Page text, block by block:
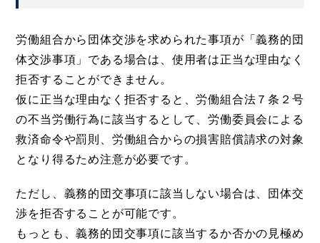
労働組合から団体交渉を求められた事項が「義務的団
体交渉事項」である場合は、使用者は正当な理由なく
拒否することができません。
仮に正当な理由なく拒否すると、労働組合法７条２号
の不当労働行為に該当するとして、労働委員会による
救済命令や罰則、労働組合からの損害賠償請求の対象
となり得るため注意が必要です。
ただし、義務的団交事項に該当しない場合は、団体交
渉を拒否することが可能です。
もっとも、義務的団交事項に該当するか否かの見極め